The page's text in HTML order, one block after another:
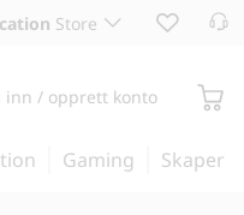
Store
inn / opprett konto
Gaming Skaper